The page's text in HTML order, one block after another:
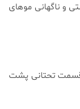
و ناگهانی موهای
قسمت تحتانی پشت